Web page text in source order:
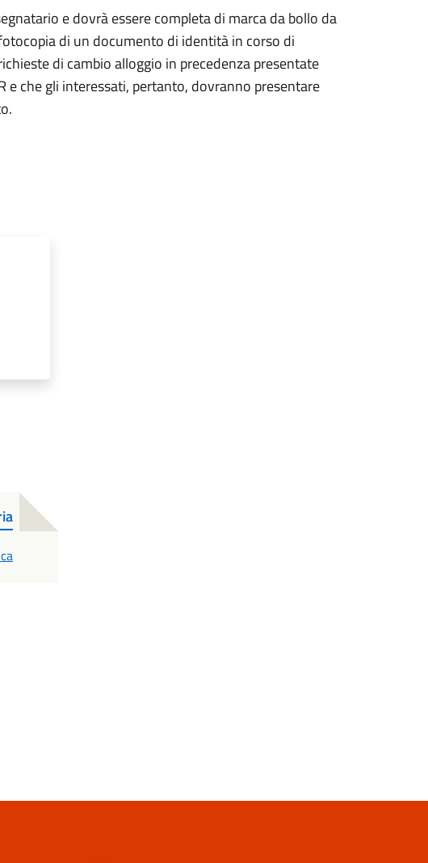
e dovrà essere completa di marca da bollo da
di un documento di identità in corso di
di cambio alloggio in precedenza presentate
e che gli interessati, pertanto, dovranno presentare